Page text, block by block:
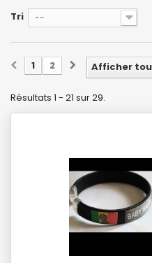
Tri --
Afficher
1 2
Résultats 1 - 21 sur 29.